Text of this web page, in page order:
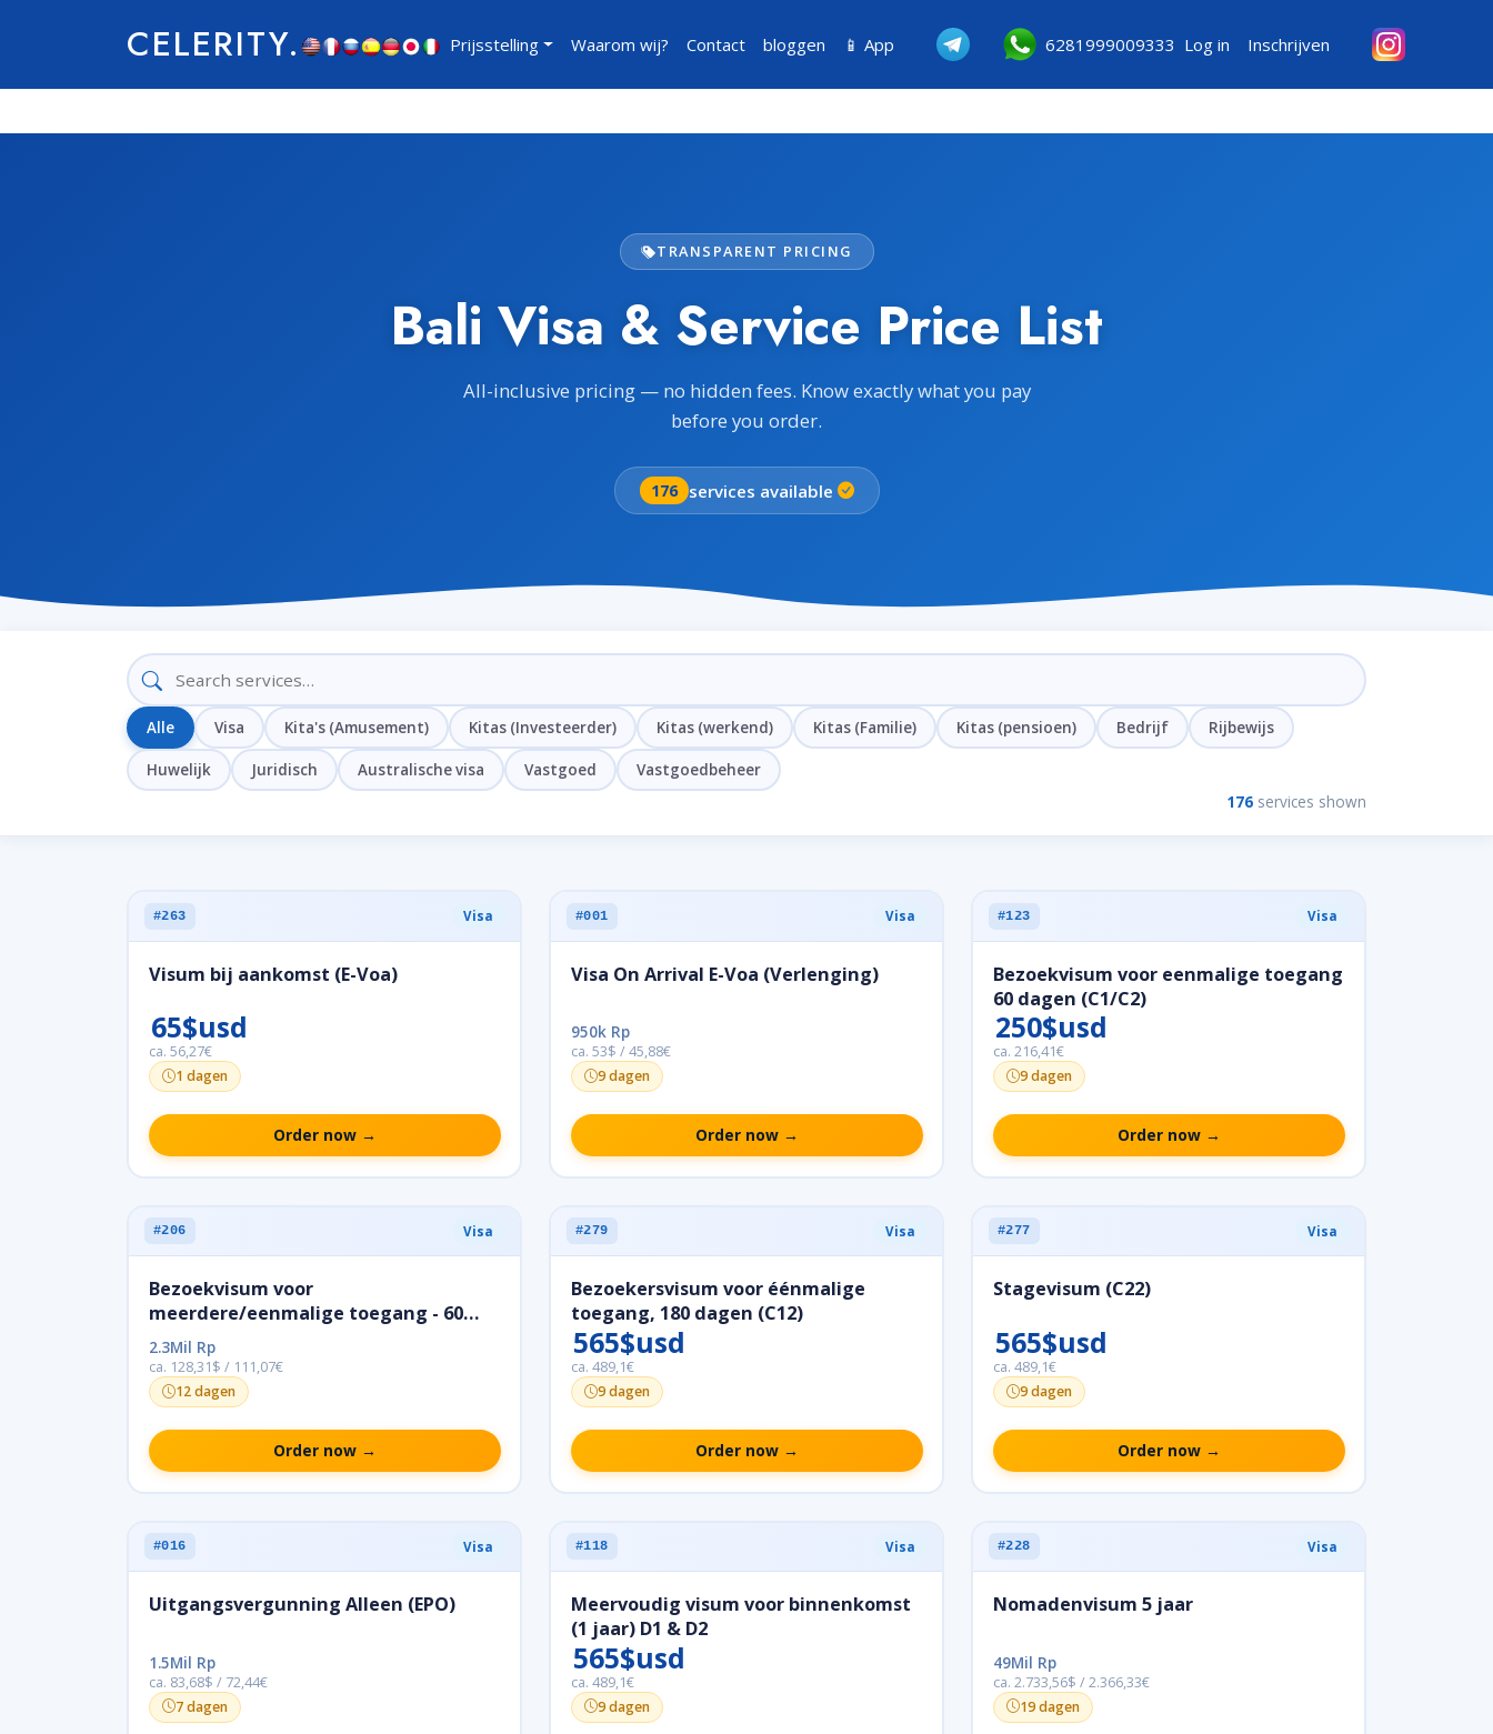
CELERITY. Prijsstelling Waarom wij? Contact bloggen 📱 App 6281999009333 Log in Inschrijven
TRANSPARENT PRICING
Bali Visa & Service Price List
All-inclusive pricing — no hidden fees. Know exactly what you pay
before you order.
176 services available
Alle Visa Kita's (Amusement) Kitas (Investeerder) Kitas (werkend) Kitas (Familie) Kitas (pensioen) Bedrijf Rijbewijs
Huwelijk Juridisch Australische visa Vastgoed Vastgoedbeheer
176 services shown
#263 Visa
Visum bij aankomst (E-Voa)
65$usd
ca. 56,27€
1 dagen
Order now →
#001 Visa
Visa On Arrival E-Voa (Verlenging)
950k Rp
ca. 53$ / 45,88€
9 dagen
Order now →
#123 Visa
Bezoekvisum voor eenmalige toegang
60 dagen (C1/C2)
250$usd
ca. 216,41€
9 dagen
Order now →
#206 Visa
Bezoekvisum voor
meerdere/eenmalige toegang - 60
dagen (verlenging)
2.3Mil Rp
ca. 128,31$ / 111,07€
12 dagen
Order now →
#279 Visa
Bezoekersvisum voor éénmalige
toegang, 180 dagen (C12)
565$usd
ca. 489,1€
9 dagen
Order now →
#277 Visa
Stagevisum (C22)
565$usd
ca. 489,1€
9 dagen
Order now →
#016 Visa
Uitgangsvergunning Alleen (EPO)
1.5Mil Rp
ca. 83,68$ / 72,44€
7 dagen
#118 Visa
Meervoudig visum voor binnenkomst
(1 jaar) D1 & D2
565$usd
ca. 489,1€
9 dagen
#228 Visa
Nomadenvisum 5 jaar
49Mil Rp
ca. 2.733,56$ / 2.366,33€
19 dagen